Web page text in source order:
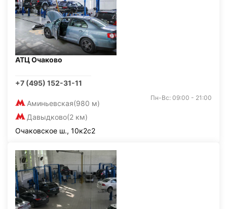
АТЦ Очаково
+7 (495) 152-31-11
Аминьевская(980 м)
Давыдково(2 км)
Пн-Вс: 09:00 - 21:00
Очаковское ш., 10к2с2